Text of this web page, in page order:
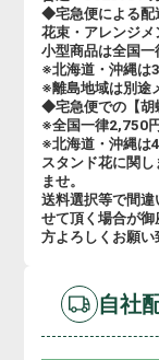
◆宅急便による配
花束・アレンジ
小型商品は全国一
※北海道・沖縄は
※離島地域は別途
◆宅急便での【胡
※全国一律2,750円
※北海道・沖縄は
スタンド花に関
ませ。
送料選択等で間
せて頂く場合が
方よろしくお願い
自社